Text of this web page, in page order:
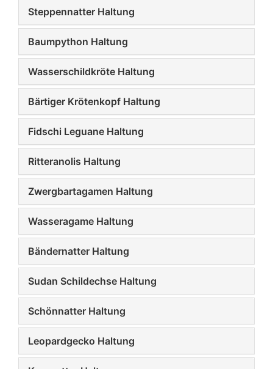
Steppennatter Haltung
Baumpython Haltung
Wasserschildkröte Haltung
Bärtiger Krötenkopf Haltung
Fidschi Leguane Haltung
Ritteranolis Haltung
Zwergbartagamen Haltung
Wasseragame Haltung
Bändernatter Haltung
Sudan Schildechse Haltung
Schönnatter Haltung
Leopardgecko Haltung